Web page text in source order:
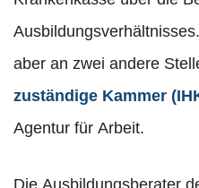
aber an zwei andere
zuständige Kammer
Agentur für Arbeit.